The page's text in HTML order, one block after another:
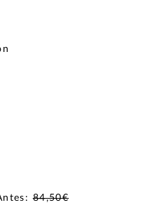
84,50€